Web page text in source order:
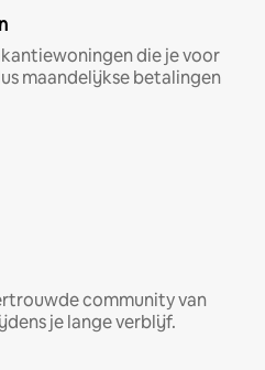
die je voor
maandelijkse betalingen
community van
je lange verblijf.